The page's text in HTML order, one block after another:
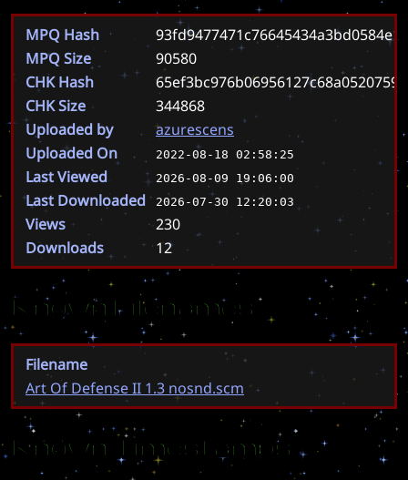
MPQ Hash
MPQ Size
90580
CHK Hash
CHK Size
344868
Uploaded by
azurescens
Uploaded On
2022-08-18 02:58:25
Last Viewed 2026-08-09 19:06:00
Last Downloaded 2026-07-30 12:20:03
Views
230
Downloads
12
Known Filenames
Filename
Art Of Defense II 1.3 nosnd.scm
Known Timestamps